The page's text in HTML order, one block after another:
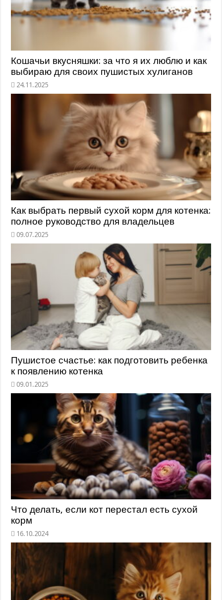
Кошачьи вкусняшки: за что я их люблю и как
выбираю для своих пушистых хулиганов
Как выбрать первый сухой корм для котенка:
полное руководство для владельцев
Пушистое счастье: как подготовить ребенка
к появлению котенка
Что делать, если кот перестал есть сухой
корм